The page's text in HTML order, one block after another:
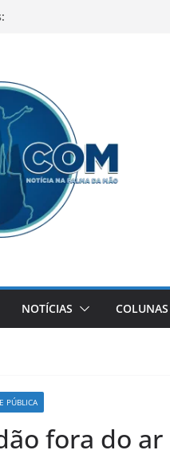
NOTÍCIAS COLUNAS
PÚBLICA
fora do ar